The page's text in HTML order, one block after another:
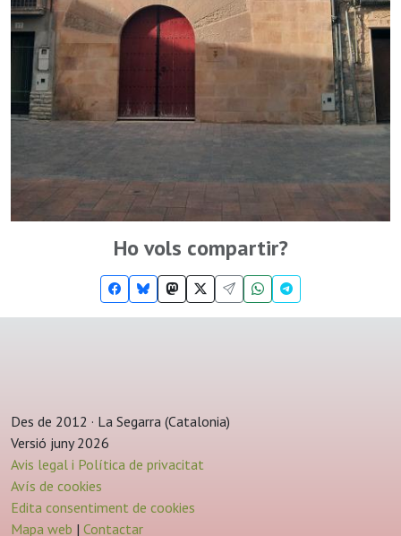
Ho vols compartir?
Des de 2012 · La Segarra (Catalonia)
Versió juny 2026
Avis legal i Política de privacitat
Avís de cookies
Edita consentiment de cookies
Mapa web | Contactar